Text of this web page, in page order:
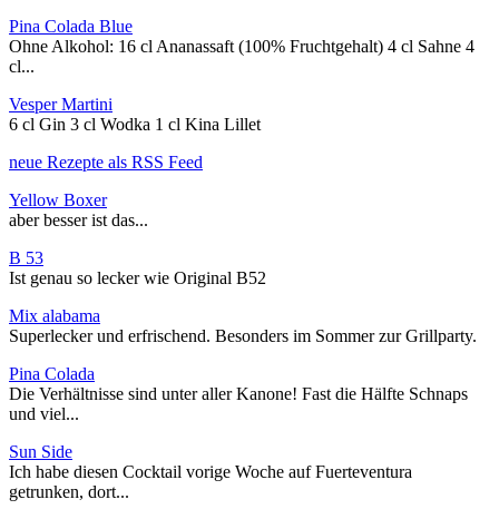
Pina Colada Blue
Ohne Alkohol: 16 cl Ananassaft (100% Fruchtgehalt) 4 cl Sahne 4
cl...
Vesper Martini
6 cl Gin 3 cl Wodka 1 cl Kina Lillet
neue Rezepte als RSS Feed
Yellow Boxer
aber besser ist das...
B 53
Ist genau so lecker wie Original B52
Mix alabama
Superlecker und erfrischend. Besonders im Sommer zur Grillparty.
Pina Colada
Die Verhältnisse sind unter aller Kanone! Fast die Hälfte Schnaps
und viel...
Sun Side
Ich habe diesen Cocktail vorige Woche auf Fuerteventura
getrunken, dort...